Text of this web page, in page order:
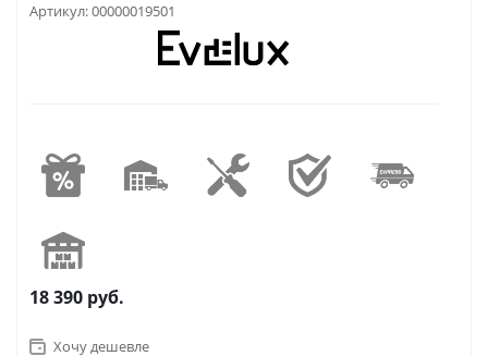
Артикул:00000019501
18 390 руб.
Хочу дешевле